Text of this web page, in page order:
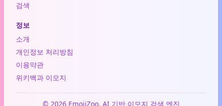
검색
정보
소개
개인정보 처리방침
이용약관
위키백과 이모지
© 2026 EmojiZoo. AI 기반 이모지 검색 엔진